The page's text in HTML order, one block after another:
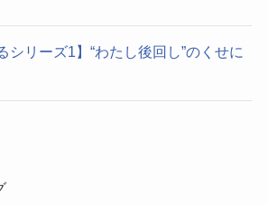
シリーズ1】“わたし後回し”のくせに